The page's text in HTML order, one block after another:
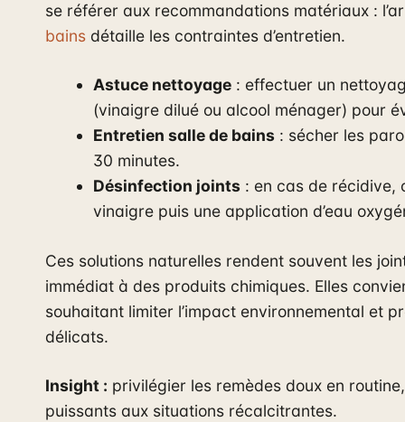
se référer aux recommandations matériaux :
bains détaille les contraintes d’entretien.
Astuce nettoyage: effectuer un
(vinaigre dilué ou alcool ménager) pour
Entretien salle de bains : sécher les
30 minutes.
Désinfection joints : en cas de récidive,
vinaigre puis une application d’eau
Ces solutions naturelles rendent souvent les
immédiat à des produits chimiques. Elles
souhaitant limiter l’impact environnemental et
délicats.
Insight : privilégier les remèdes doux en
puissants aux situations récalcitrantes.